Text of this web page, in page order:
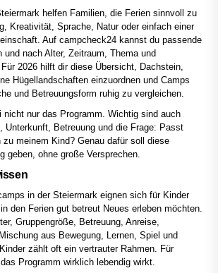
helfen Familien, die Ferien sinnvoll zu
Kreativität, Sprache, Natur oder einfach einer
Auf campcheck24 kannst du passende
und nach Alter, Zeitraum, Thema und
2026 hilft dir diese Übersicht, Dachstein,
Hügellandschaften einzuordnen und Camps
und Betreuungsform ruhig zu vergleichen.
nicht nur das Programm. Wichtig sind auch
Unterkunft, Betreuung und die Frage: Passt
meinem Kind? Genau dafür soll diese
geben, ohne große Versprechen.
in der Steiermark eignen sich für Kinder
den Ferien gut betreut Neues erleben möchten.
Gruppengröße, Betreuung, Anreise,
aus Bewegung, Lernen, Spiel und
zählt oft ein vertrauter Rahmen. Für
Programm wirklich lebendig wirkt.